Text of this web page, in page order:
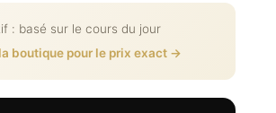
: basé sur le cours du jour
boutique pour le prix exact →